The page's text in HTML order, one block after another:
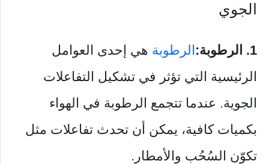
الجوي
1. الرطوبة: الرطوبة هي إحدى العوامل
الرئيسية التي تؤثر في تشكيل التفاعلات
الجوية. عندما تتجمع الرطوبة في الهواء
بكميات كافية، يمكن أن تحدث تفاعلات مثل
تكوّن السُحُب والأمطار.